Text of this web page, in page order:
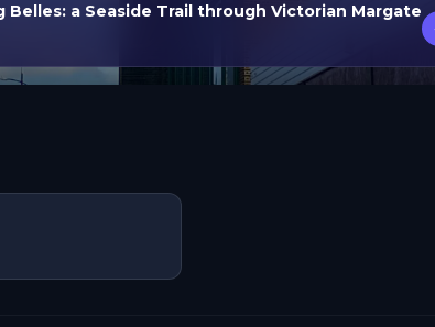
a Seaside Trail through Victorian Margate